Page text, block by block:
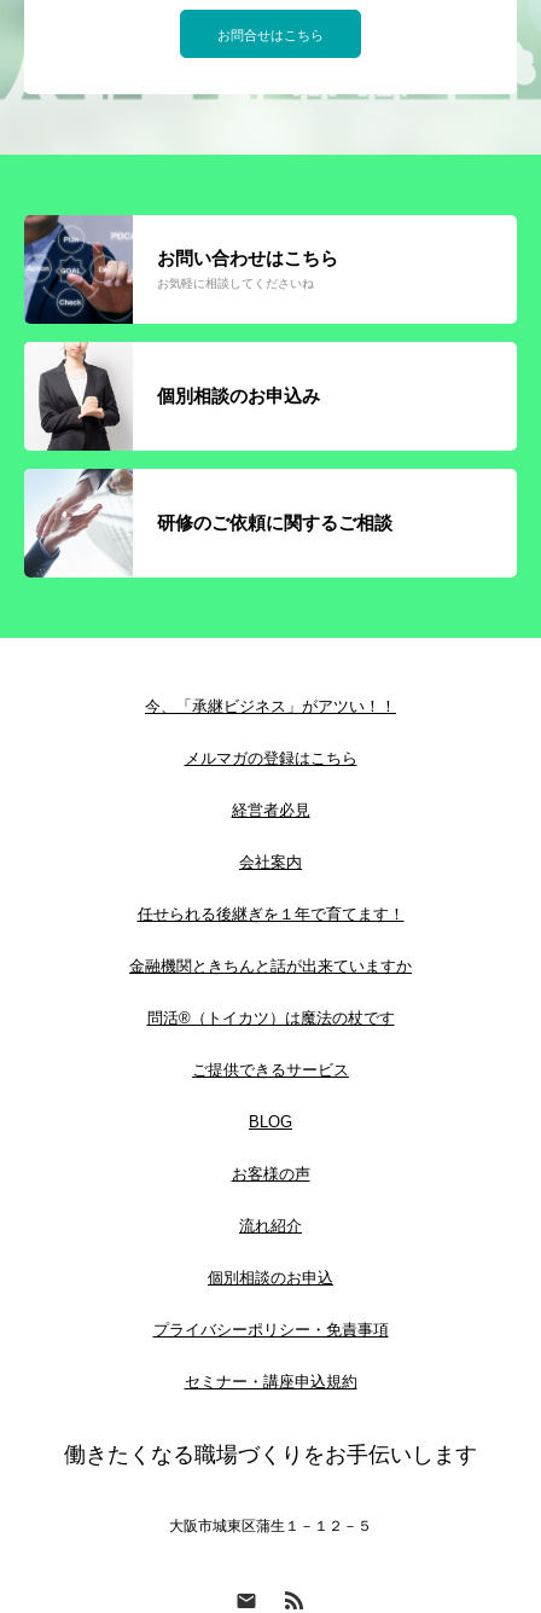
お問合せはこちら
お問い合わせはこちら
お気軽に相談してくださいね
個別相談のお申込み
研修のご依頼に関するご相談
今、「承継ビジネス」がアツい！！
メルマガの登録はこちら
経営者必見
会社案内
任せられる後継ぎを１年で育てます！
金融機関ときちんと話が出来ていますか
問活®（トイカツ）は魔法の杖です
ご提供できるサービス
BLOG
お客様の声
流れ紹介
個別相談のお申込
プライバシーポリシー・免責事項
セミナー・講座申込規約
働きたくなる職場づくりをお手伝いします
大阪市城東区蒲生１－１２－５